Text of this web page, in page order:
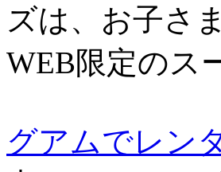
ズは、お子さ
WEB限定のス
グアムでレン